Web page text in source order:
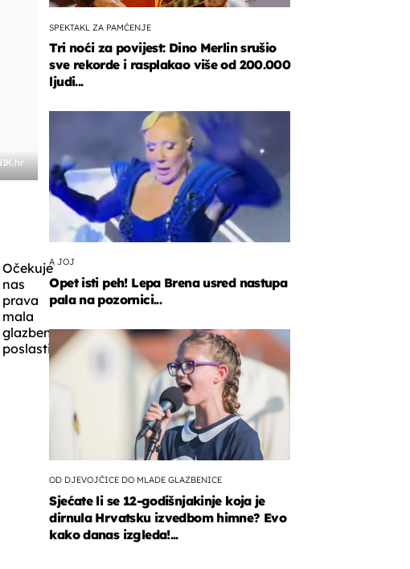
Očekuje
nas
prava
mala
glazbena
poslastica!
SPEKTAKL ZA PAMĆENJE
Tri noći za povijest: Dino Merlin srušio
sve rekorde i rasplakao više od 200.000
ljudi...
A JOJ
Opet isti peh! Lepa Brena usred nastupa
pala na pozornici...
OD DJEVOJČICE DO MLADE GLAZBENICE
Sjećate li se 12-godišnjakinje koja je
dirnula Hrvatsku izvedbom himne? Evo
kako danas izgleda!...